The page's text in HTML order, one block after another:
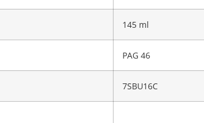
145 ml
PAG 46
7SBU16C